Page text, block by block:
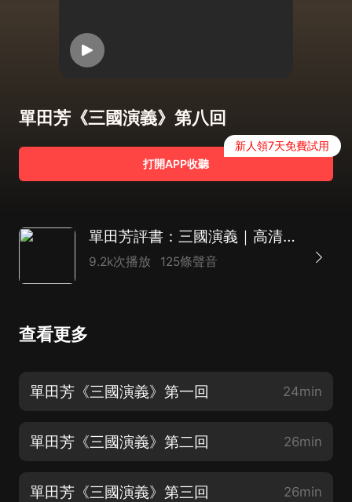
單田芳《三國演義》第八回
打開APP收聽
新人領7天免費試用
單田芳評書：三國演義｜高清母帶，80年代經典首版
9.2k次播放 125條聲音
查看更多
單田芳《三國演義》第一回 24min
單田芳《三國演義》第二回 26min
單田芳《三國演義》第三回 26min